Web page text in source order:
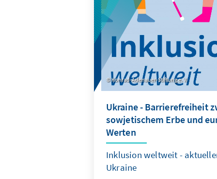
Konrad-Adenauer-Stiftung e. V.
Ukraine - Barrierefreiheit
sowjetischem Erbe und
Werten
Inklusion weltweit -
Ukraine